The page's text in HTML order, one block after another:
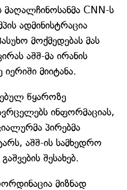
CNN-ს
ადმინისტრაცია
მოქმედებას მას
აშშ-მა ირანის
მიიტანა.
წყაროზე
ინფორმაციას,
პირებმა
აშშ-ის სამხედრო
შესახებ.
მიზნად